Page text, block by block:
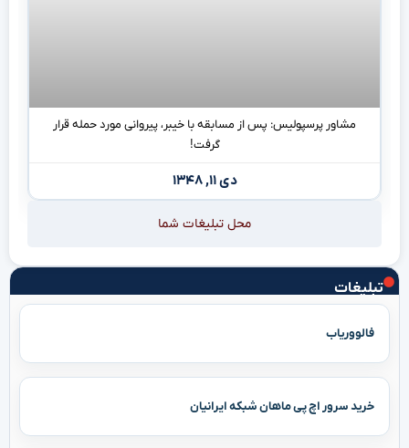
تبلیغات
فالووریاب
خرید سرور اچ پی ماهان شبکه ایرانیان
مشاور پرسپولیس: پس از مسابقه با خیبر، پیروانی مورد حمله قرار
گرفت!
دی ۱۱, ۱۳۴۸
محل تبلیغات شما